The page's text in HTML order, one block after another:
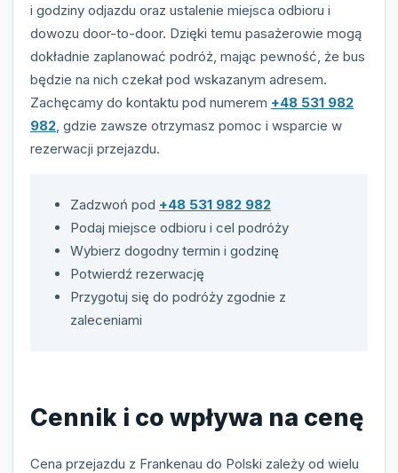
i godziny odjazdu oraz ustalenie miejsca odbioru i
dowozu door-to-door. Dzięki temu pasażerowie mogą
dokładnie zaplanować podróż, mając pewność, że bus
będzie na nich czekał pod wskazanym adresem.
Zachęcamy do kontaktu pod numerem +48 531 982
982 , gdzie zawsze otrzymasz pomoc i wsparcie w
rezerwacji przejazdu.
Zadzwoń pod +48 531 982 982
Podaj miejsce odbioru i cel podróży
Wybierz dogodny termin i godzinę
Potwierdź rezerwację
Przygotuj się do podróży zgodnie z
zaleceniami
Cennik i co wpływa na cenę
Cena przejazdu z Frankenau do Polski zależy od wielu